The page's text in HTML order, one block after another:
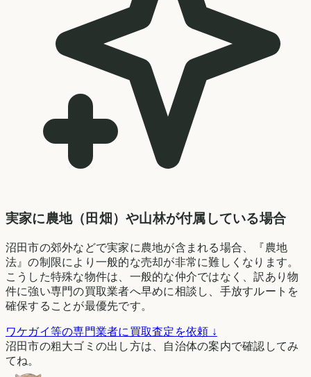
実家に農地（田畑）や山林が付属している場合
沼田市の郊外などで実家に農地が含まれる場合、『農地
法』の制限により一般的な売却が非常に難しくなります。
こうした特殊な物件は、一般的な仲介ではなく、訳あり物
件に強い専門の買取業者へ早めに相談し、手放すルートを
確保することが最優先です。
ワケガイ等の専門業者に買取査定を依頼 ↓
沼田市の粗大ゴミの出し方は、自治体の案内で確認してみ
てね。